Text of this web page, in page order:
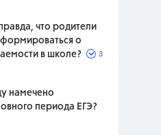
что родители
о
в школе?
3
намечено
периода ЕГЭ?